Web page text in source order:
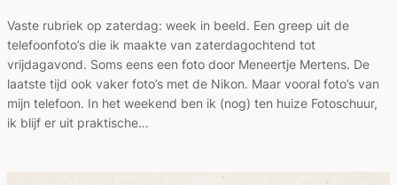
Vaste rubriek op zaterdag: week in beeld. Een greep uit de
telefoonfoto’s die ik maakte van zaterdagochtend tot
vrijdagavond. Soms eens een foto door Meneertje Mertens. De
laatste tijd ook vaker foto’s met de Nikon. Maar vooral foto’s van
mijn telefoon. In het weekend ben ik (nog) ten huize Fotoschuur,
ik blijf er uit praktische…